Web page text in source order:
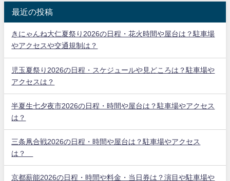
最近の投稿
きにゃんね大仁夏祭り2026の日程・花火時間や屋台は？駐車場
やアクセスや交通規制は？
児玉夏祭り2026の日程・スケジュールや見どころは？駐車場や
アクセスは？
半夏生七夕夜市2026の日程・時間や屋台は？駐車場やアクセス
は？
三条凧合戦2026の日程・時間や屋台は？駐車場やアクセス
は？
京都薪能2026の日程・時間や料金・当日券は？演目や駐車場や